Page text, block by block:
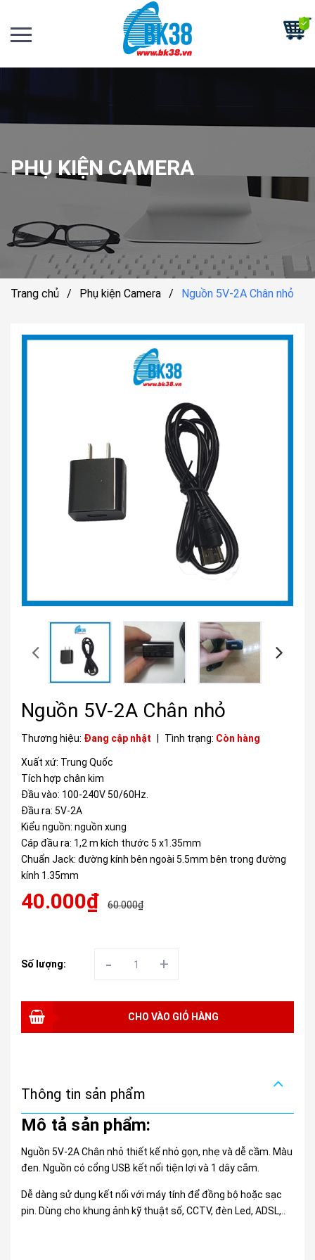
PHỤ KIỆN CAMERA
Trang chủ / Phụ kiện Camera / Nguồn 5V-2A Chân nhỏ
Nguồn 5V-2A Chân nhỏ
Thương hiệu: Đang cập nhật Tình trạng: Còn hàng
Xuất xứ: Trung Quốc
Tích hợp chân kim
Đầu vào: 100-240V 50/60Hz.
Đầu ra: 5V-2A
Kiểu nguồn: nguồn xung
Cáp đầu ra: 1,2 m kích thước 5 x1.35mm
Chuẩn Jack: đường kính bên ngoài 5.5mm bên trong đường
kính 1.35mm
40.000₫ 60.000₫
Số lượng: - +
CHO VÀO GIỎ HÀNG
Thông tin sản phẩm
Mô tả sản phẩm:
Nguồn 5V-2A Chân nhỏ thiết kế nhỏ gọn, nhẹ và dễ cầm. Màu
đen. Nguồn có cổng USB kết nối tiện lợi và 1 dây cắm.
Dễ dàng sử dụng kết nối với máy tính để đồng bộ hoặc sạc
pin. Dùng cho khung ảnh kỹ thuật số, CCTV, đèn Led, ADSL,..